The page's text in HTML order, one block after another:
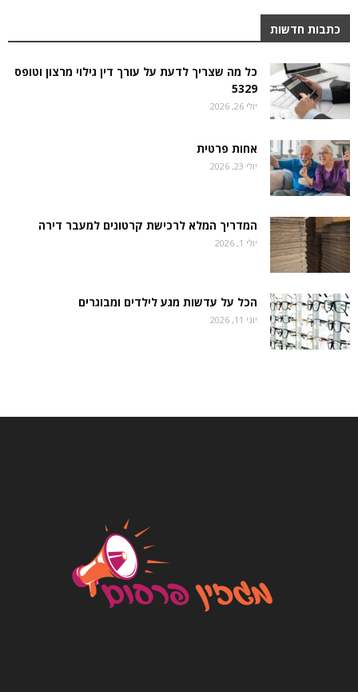
כתבות חדשות
כל מה שצריך לדעת על עורך דין גילוי מרצון וטופס
5329
יולי 26, 2026
אחות פרטית
יולי 23, 2026
המדריך המלא לרכישת קרטונים למעבר דירה
יולי 1, 2026
הכל על עדשות מגע לילדים ומבוגרים
יוני 11, 2026